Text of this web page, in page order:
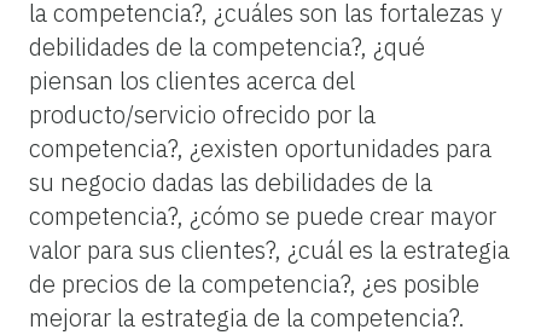
la competencia?, ¿cuáles son las fortalezas y
debilidades de la competencia?, ¿qué
piensan los clientes acerca del
producto/servicio ofrecido por la
competencia?, ¿existen oportunidades para
su negocio dadas las debilidades de la
competencia?, ¿cómo se puede crear mayor
valor para sus clientes?, ¿cuál es la estrategia
de precios de la competencia?, ¿es posible
mejorar la estrategia de la competencia?.